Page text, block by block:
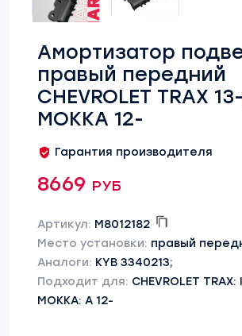
Амортизатор
правый передний
CHEVROLET TRAX
MOKKA 12-
Гарантия производителя
8669 руб
Артикул: M8012182
Место установки: правый
Аналоги: KYB 3340213;
Подходит для: CHEVROLET TRAX:
MOKKA: A 12-